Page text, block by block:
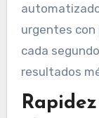
urgentes con
cada
resultados